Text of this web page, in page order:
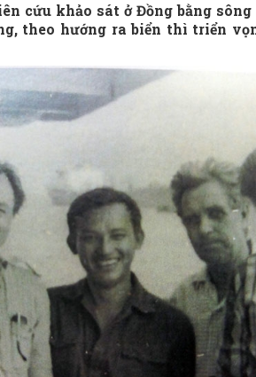
cứu khảo sát ở Đồng bằng sông
theo hướng ra biển thì triển